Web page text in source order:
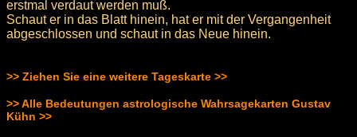
erstmal verdaut werden muß.
Schaut er in das Blatt hinein, hat er mit der Vergangenheit
abgeschlossen und schaut in das Neue hinein.
>> Ziehen Sie eine weitere Tageskarte >>
>> Alle Bedeutungen astrologische Wahrsagekarten Gustav
Kühn >>